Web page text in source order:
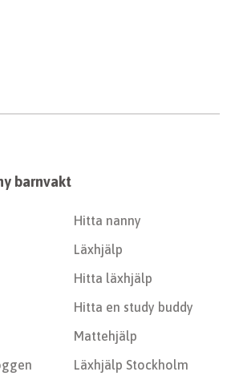
barnvakt
Hitta nanny
Läxhjälp
Hitta läxhjälp
Hitta en study buddy
Mattehjälp
Läxhjälp Stockholm